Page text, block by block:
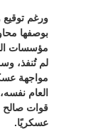
بوصفها
مؤسسات
لم تُنفذ،
مواجهة
العام
قوات
عسكريًا.